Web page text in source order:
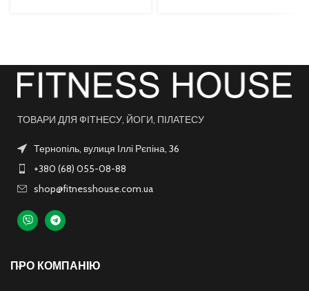
ТОВАРИ ДЛЯ ФІТНЕСУ, ЙОГИ, ПІЛАТЕСУ
Тернопіль, вулиця Іллі Рєпіна, 36
+380 (68) 055-08-88
shop@fitnesshouse.com.ua
ПРО КОМПАНІЮ